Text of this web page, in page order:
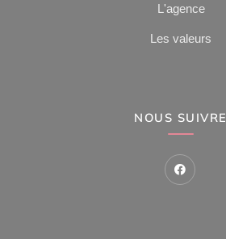
L'agence
Les valeurs
NOUS SUIVRE